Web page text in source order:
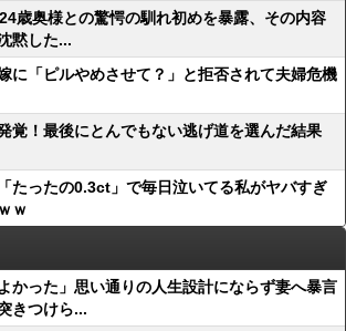
歳奥様との驚愕の馴れ初めを暴露、その内容
黙した...
に「ピルやめさせて？」と拒否されて夫婦危機
覚！最後にとんでもない逃げ道を選んだ結果
たったの0.3ct」で毎日泣いてる私がヤバすぎ
ｗ
かった」思い通りの人生設計にならず妻へ暴言
きつけら...